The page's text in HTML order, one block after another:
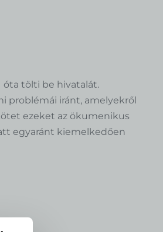
óta tölti be hivatalát.
problémái iránt, amelyekről
ezeket az ökumenikus
egyaránt kiemelkedően